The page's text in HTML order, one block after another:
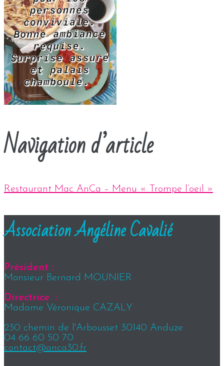
Navigation d’article
Restaurant Mac AnCa – Menu « Trompe l’oeil »
Association Angéline Cavalié
Président :
Monsieur Bernard MOUNIER
Directrice :
Madame Véronique CAZALY
230 chemin de l'Arbousset 30140 Anduze
04 66 60 50 70
contact@anca30.fr